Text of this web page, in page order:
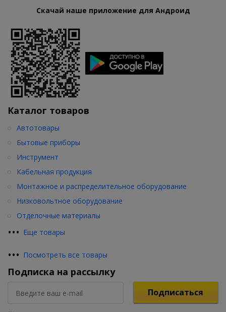
Скачай наше приложение для Андроид
Каталог товаров
••• Еще товары
Автотовары
Бытовые приборы
Инструмент
Кабельная продукция
Монтажное и распределительное оборудование
Низковольтное оборудование
Отделочные материалы
••• Посмотреть все товары
Подписка на рассылку
Подписаться